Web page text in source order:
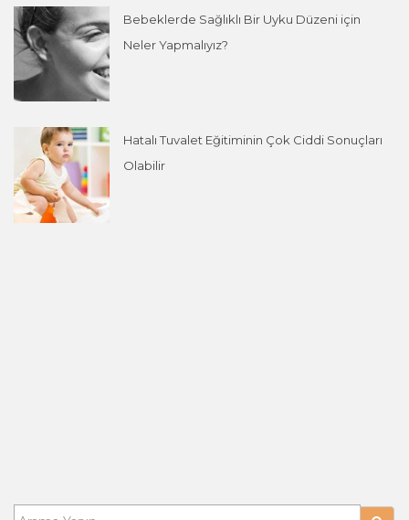
Bebeklerde Sağlıklı Bir Uyku Düzeni için
Neler Yapmalıyız?
Hatalı Tuvalet Eğitiminin Çok Ciddi Sonuçları
Olabilir